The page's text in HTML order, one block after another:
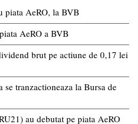
piata AeRO, la BVB
AeRO a BVB
brut pe actiune de 0,17 lei
tranzactioneaza la Bursa de
au debutat pe piata AeRO